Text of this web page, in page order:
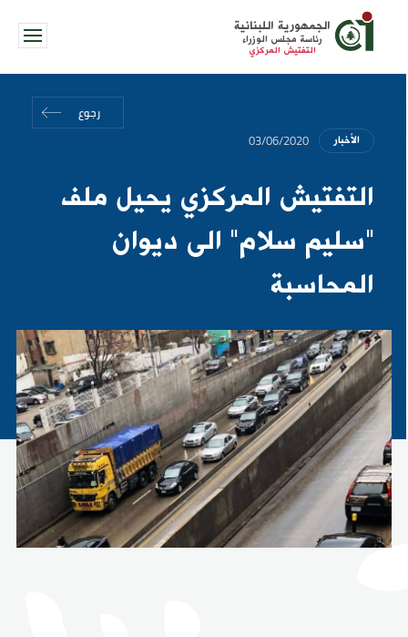
الجمهورية اللبنانية
رئاسة مجلس الوزراء
التفتيش المركزي
رجوع
الأخبار 03/06/2020
التفتيش المركزي يحيل ملف
"سليم سلام" الى ديوان
المحاسبة